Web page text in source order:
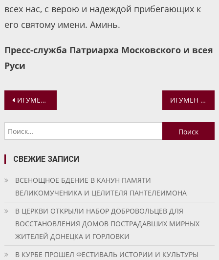
всех нас, с верою и надеждой прибегающих к
его святому имени. Аминь.
Пресс-служба Патриарха Московского и всея
Руси
Навигация
по
записям
ИГУМЕН СЕРГИЙ (ГУБИН). ЗНАЧЕНИЕ МОНАШЕСКОГО ПОДВИГА В ФОРМИРОВАНИИ ЛИЧНОСТИ МОНАШЕСТВУЮЩЕГО ИГУМЕН КЛИМЕНТ (НОВИКОВ) ПРИНЯЛ УЧАСТИЕ В СОБРАНИИ ОТВЕТСТВЕННЫХ ЗА ЕПАРХИАЛЬНЫЕ МОНАСТЫРИ
Найти:
СВЕЖИЕ ЗАПИСИ
ВСЕНОЩНОЕ БДЕНИЕ В КАНУН ПАМЯТИ
ВЕЛИКОМУЧЕНИКА И ЦЕЛИТЕЛЯ ПАНТЕЛЕИМОНА
В ЦЕРКВИ ОТКРЫЛИ НАБОР ДОБРОВОЛЬЦЕВ ДЛЯ
ВОССТАНОВЛЕНИЯ ДОМОВ ПОСТРАДАВШИХ МИРНЫХ
ЖИТЕЛЕЙ ДОНЕЦКА И ГОРЛОВКИ
В КУРБЕ ПРОШЕЛ ФЕСТИВАЛЬ ИСТОРИИ И КУЛЬТУРЫ